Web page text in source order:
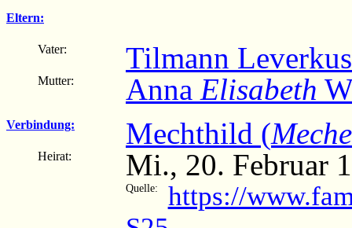
Eltern:
Vater: Tilmann Leverkus
Mutter: Anna Elisabeth
Verbindung: Mechthild (
Heirat: Mi., 20. Februar
Quelle:
https://